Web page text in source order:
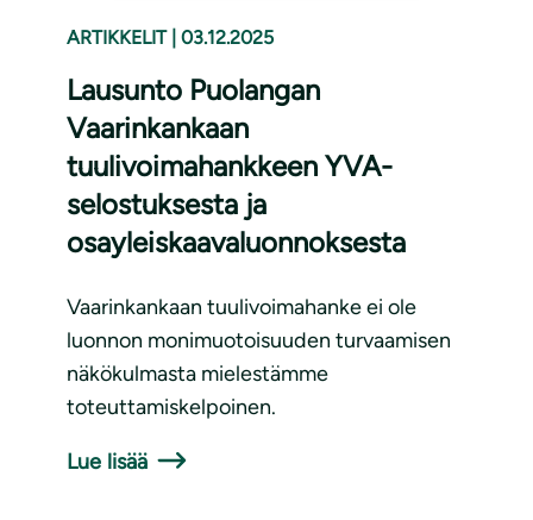
ARTIKKELIT 03.12.2025
Lausunto Puolangan
Vaarinkankaan
tuulivoimahankkeen YVA-
selostuksesta ja
osayleiskaavaluonnoksesta
Vaarinkankaan tuulivoimahanke ei ole
luonnon monimuotoisuuden turvaamisen
näkökulmasta mielestämme
toteuttamiskelpoinen.
Lue lisää